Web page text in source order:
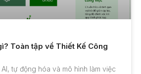
Toàn tập về Thiết Kế Công
tự động hóa và mô hình làm việc